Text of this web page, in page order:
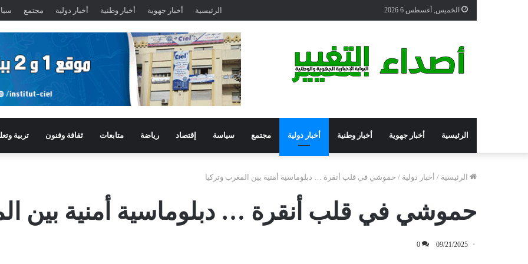
الخميس, أغسطس 6 2026 الرئيسية أخبار جهوية أخبار وطنية أخبار دولية مجتمع
الرئيسية أخبار جهوية أخبار وطنية أخبار دولية مجتمع سياسة إقتصاد رياضة متابعات ثقافة وفنون تربية
الرئيسية / أخبار دولية / حموشي في قلب أنقرة … دبلوماسية أمنية بين المغرب وتركيا
حموشي في قلب أنقرة … دبلوماسية أمنية بين
09/21/2025
0